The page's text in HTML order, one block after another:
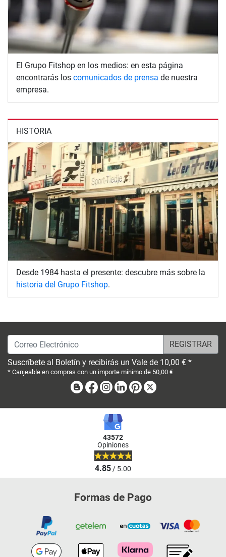
El Grupo Fitshop en los medios: en esta página
encontrarás los comunicados de prensa de nuestra
empresa.
HISTORIA
Desde 1984 hasta el presente: descubre más sobre la
historia del Grupo Fitshop.
Correo Electrónico
Suscríbete al Boletín y recibirás un Vale de 10,00 € *
* Canjeable en compras con un importe mínimo de 50,00 €
BlogFacebook
Instagram
LinkedinPinterest
43572
Opiniones
4.85/ 5.00
Formas de Pago